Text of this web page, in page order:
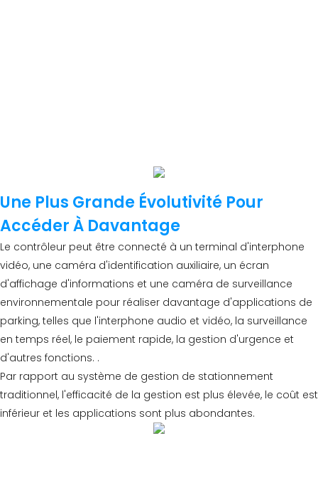
Une Plus Grande Évolutivité Pour
Accéder À Davantage
Le contrôleur peut être connecté à un terminal d'interphone
vidéo, une caméra d'identification auxiliaire, un écran
d'affichage d'informations et une caméra de surveillance
environnementale pour réaliser davantage d'applications de
parking, telles que l'interphone audio et vidéo, la surveillance
en temps réel, le paiement rapide, la gestion d'urgence et
d'autres fonctions. .
Par rapport au système de gestion de stationnement
traditionnel, l'efficacité de la gestion est plus élevée, le coût est
inférieur et les applications sont plus abondantes.